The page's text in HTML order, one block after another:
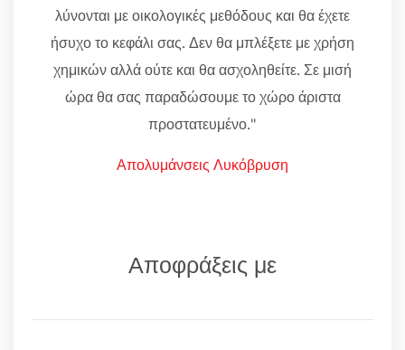
λύνονται με οικολογικές μεθόδους και θα έχετε
ήσυχο το κεφάλι σας. Δεν θα μπλέξετε με χρήση
χημικών αλλά ούτε και θα ασχοληθείτε. Σε μισή
ώρα θα σας παραδώσουμε το χώρο άριστα
προστατευμένο."
Απολυμάνσεις Λυκόβρυση
Αποφράξεις με